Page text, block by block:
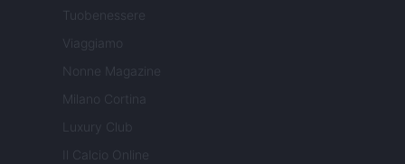
Tuobenessere
Viaggiamo
Nonne Magazine
Milano Cortina
Luxury Club
Il Calcio Online